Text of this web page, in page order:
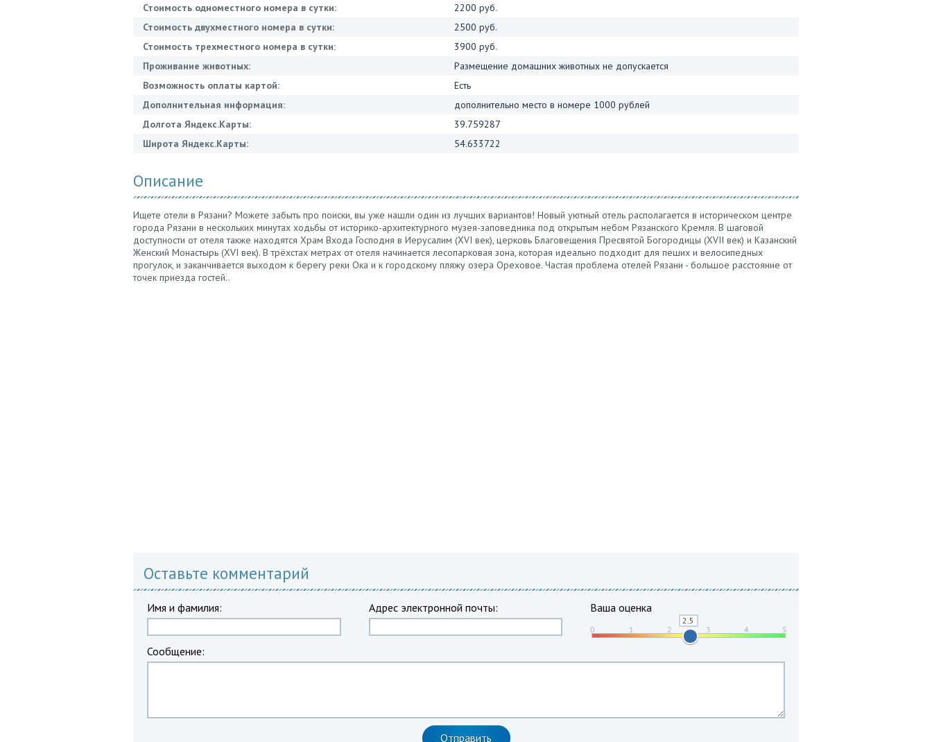
Стоимость одноместного номера в сутки:
2200 руб.
Стоимость двухместного номера в сутки:
2500 руб.
Стоимость трехместного номера в сутки:
3900 руб.
Проживание животных:
Размещение домашних животных не допускается
Возможность оплаты картой:
Есть
Дополнительная информация:
дополнительно место в номере 1000 рублей
Долгота Яндекс.Карты:
39.759287
Широта Яндекс.Карты:
54.633722
Описание
Ищете отели в Рязани? Можете забыть про поиски, вы уже нашли один из лучших вариантов! Новый уютный отель располагается в историческом центре
города Рязани в нескольких минутах ходьбы от историко-архитектурного музея-заповедника под открытым небом Рязанского Кремля. В шаговой
доступности от отеля также находятся Храм Входа Господня в Иерусалим (XVI век), церковь Благовещения Пресвятой Богородицы (XVII век) и Казанский
Женский Монастырь (XVI век). В трёхстах метрах от отеля начинается лесопарковая зона, которая идеально подходит для пеших и велосипедных
прогулок, и заканчивается выходом к берегу реки Ока и к городскому пляжу озера Ореховое. Частая проблема отелей Рязани - большое расстояние от
точек приезда гостей..
Оставьте комментарий
Имя и фамилия: Адрес электронной почты: Ваша оценка
Сообщение: